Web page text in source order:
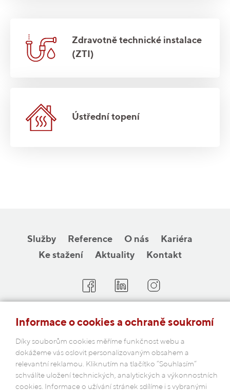
Zdravotně technické instalace
(ZTI)
Ústřední topení
Služby Reference O nás
Kariéra
Ke stažení
Aktuality Kontakt
COBAP s.r.o.
Česká republika
Podmínky ochrany osobních údajů
Informace o cookies a ochraně soukromí
Díky souborům cookies měříme funkčnost webu a
dokážeme vás oslovit personalizovaným obsahem a
relevantní reklamou. Kliknutím na tlačítko “Souhlasím“
schválíte uložení technických, analytických a výkonnostních
cookies. Informace o užívání stránek sdílíme i s vybranými